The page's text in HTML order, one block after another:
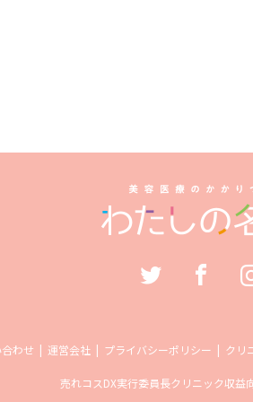
わせ 運営会社 プライバシーポリシー クリ
売れコスDX実行委員長クリニック収益